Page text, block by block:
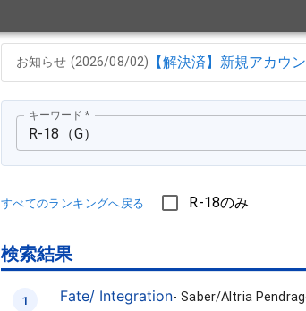
お知らせ (2026/08/02) 【解決済】新規アカウ
キーワード *
すべてのランキングへ戻る R-18のみ
検索結果
1 Fate/ Integration-Saber/Altria